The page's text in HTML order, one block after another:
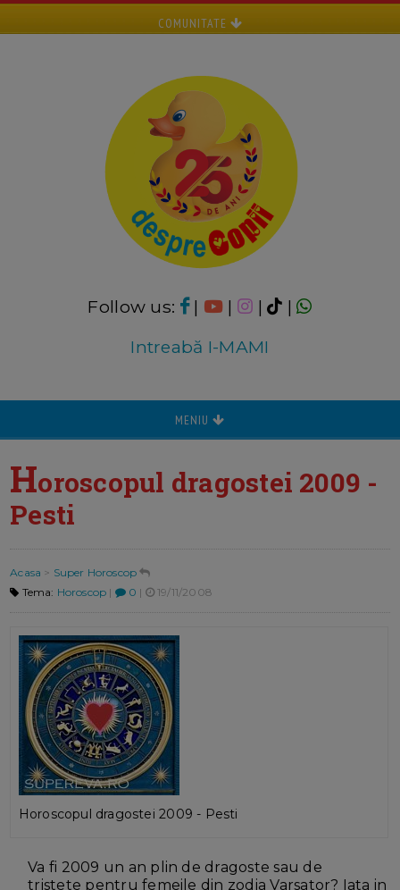
COMUNITATE
Follow us: | | |
|
Intreabă I-MAMI
MENIU
Horoscopul dragostei 2009 -
Pesti
Acasa > Super Horoscop
Tema: Horoscop | 0 | 19/11/2008
Horoscopul dragostei 2009 - Pesti
Va fi 2009 un an plin de dragoste sau de
tristete pentru femeile din zodia Varsator? Iata in